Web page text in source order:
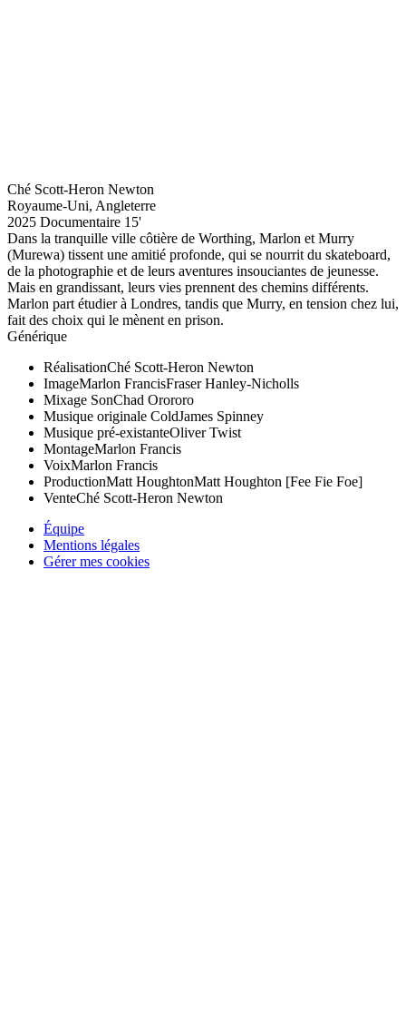
Ché Scott-Heron Newton
Royaume-Uni, Angleterre
2025 Documentaire 15'
Dans la tranquille ville côtière de Worthing, Marlon et Murry
(Murewa) tissent une amitié profonde, qui se nourrit du skateboard,
de la photographie et de leurs aventures insouciantes de jeunesse.
Mais en grandissant, leurs vies prennent des chemins différents.
Marlon part étudier à Londres, tandis que Murry, en tension chez lui,
fait des choix qui le mènent en prison.
Générique
RéalisationChé Scott-Heron Newton
ImageMarlon FrancisFraser Hanley-Nicholls
Mixage SonChad Orororo
Musique originale ColdJames Spinney
Musique pré-existanteOliver Twist
MontageMarlon Francis
VoixMarlon Francis
ProductionMatt HoughtonMatt Houghton [Fee Fie Foe]
VenteChé Scott-Heron Newton
Équipe
Mentions légales
Gérer mes cookies